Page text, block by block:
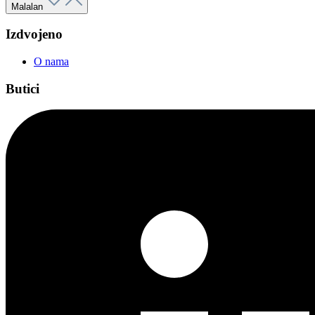
Malalan
Izdvojeno
O nama
Butici